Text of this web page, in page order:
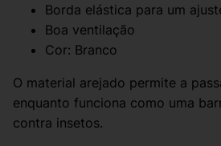
Borda elástica para um
Boa ventilação
Cor: Branco
O material arejado permite a
enquanto funciona como uma
contra insetos.